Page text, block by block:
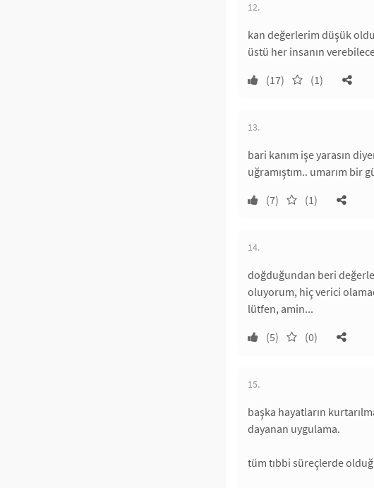
12.
kan değerlerim düşük
üstü her insanın
(17)
(1)
13.
bari kanım işe yarasın
uğramıştım.. umarım bir
(7)
(1)
14.
doğduğundan beri
oluyorum, hiç verici
lütfen, amin...
(5)
(0)
15.
başka hayatların
dayanan uygulama.
tüm tıbbi süreçlerde